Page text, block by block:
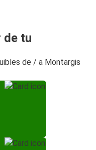
de tu
de / a Montargis